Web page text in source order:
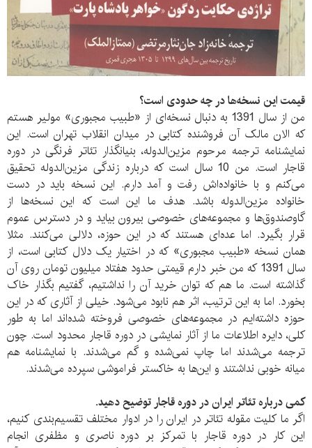
قیمت این نسخه‌ها در چه حدودی است؟
من از سال 1391 به دنبال نسخه‌ای از «طبیب مجبوری» مولیر هستم
که الان مالک آن فروشنده کتابی در میدان انقلاب تهران است. این
نمایشنامه ترجمه مرحوم مزین‌الدوله، بنیانگذار تئاتر فرنگی در دوره
قاجار است. من 10 سال است که درباره زندگی مزین‌الدوله تحقیق
می‌کنم و با خانواده‌اش رفت و آمد دارم. این نسخه باید در دست
خانواده مزین‌الدوله باشد. هدف ما این است که این نسخه‌‌ها از
گاوصندوق‌ها و مجموعه‌های خصوصی بیرون بیاید و در دسترس عموم
قرار بگیرد. اما عده‌ای هستند که در این حوزه، دلالی می‌کنند. مثلا
همان نسخه «طبیب مجبوری» که در اختیار یک دلال کتابی است، از
سال 1391 که من خبر دارم قیمتی حدود هفتاد میلیون تومان روی آن
گذاشته است. ما هم که توان خرید آن را نداشتیم، گفتیم بگذار خاک
بخورد. اما به این ترتیب، اثر هم نابود می‌شود. خیلی از آثاری که در این
حوزه داشته‌ایم در مجموعه‌های خصوصی فروخته شده‌اند اما به طور
کلی، دایره اطلاعات ما از آثار نمایشی در دوره قاجار محدود است. چون
ترجمه می‌شدند اما چاپ نمی‌شده و گم می‌شدند. با نمایشنامه هم
میانه خوبی نداشتند و این‌ها به خاکستر فراموشی سپرده می‌شدند.
کمی درباره تئاتر ایران در دوره قاجار توضیح دهید.
اگر ما کلیت مقوله تئاتر در ایران را در ادوار مختلف تقسیم‌بندی کنیم،
این کار در دوره قاجار با تمرکز بر دوره ناصری و مظفری انجام